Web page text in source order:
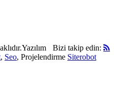
Bizi takip edin:
Yazılım
, Seo, Projelendirme Siterobot